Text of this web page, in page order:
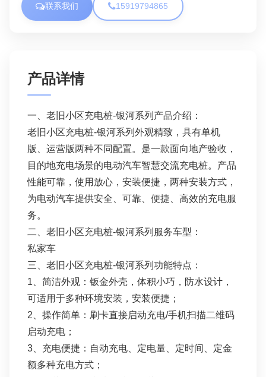
联系我们 15919794865
产品详情
一、老旧小区充电桩-银河系列产品介绍：
老旧小区充电桩-银河系列外观精致，具有单机
版、运营版两种不同配置。是一款面向地产验收，
目的地充电场景的电动汽车智慧交流充电桩。产品
性能可靠，使用放心，安装便捷，两种安装方式，
为电动汽车提供安全、可靠、便捷、高效的充电服
务。
二、老旧小区充电桩-银河系列服务车型：
私家车
三、老旧小区充电桩-银河系列功能特点：
1、简洁外观：钣金外壳，体积小巧，防水设计，
可适用于多种环境安装，安装便捷；
2、操作简单：刷卡直接启动充电/手机扫描二维码
启动充电；
3、充电便捷：自动充电、定电量、定时间、定金
额多种充电方式；